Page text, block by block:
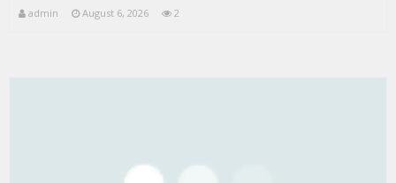
admin August 6, 2026 2